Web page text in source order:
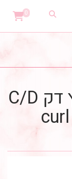
0
ריסי משי 20D שפיץ דק C/D